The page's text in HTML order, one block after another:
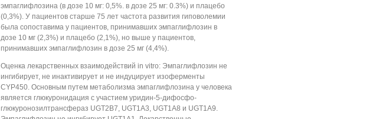
эмпаглифлозина (в дозе 10 мг: 0,5%. в дозе 25 мг: 0.3%) и плацебо
(0,3%). У пациентов старше 75 лет частота развития гиповолемии
была сопоставима у пациентов, принимавших эмпаглифлозин в
дозе 10 мг (2,3%) и плацебо (2,1%), но выше у пациентов,
принимавших эмпаглифлозин в дозе 25 мг (4,4%).
Оценка лекарственных взаимодействий in vitro: Эмпаглифлозин не
ингибирует, не инактивирует и не индуцирует изоферменты
CYP450. Основным путем метаболизма эмпаглифлозина у человека
является глюкуронидация с участием уридин-5-дифосфо-
глюкуронозилтрансфераз UGT2B7, UGT1A3, UGT1A8 и UGT1A9.